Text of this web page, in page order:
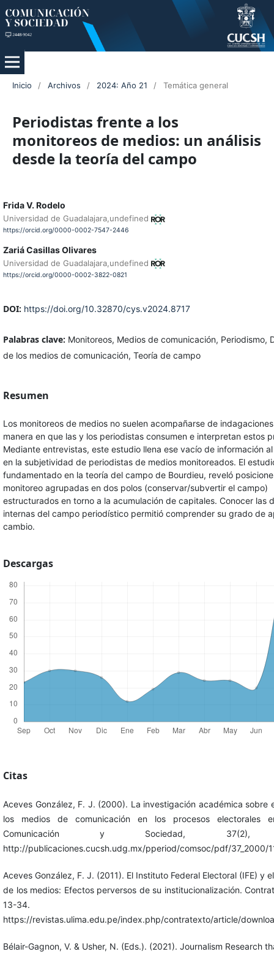
Inicio / Archivos / 2024: Año 21 / Temática general
Periodistas frente a los
monitoreos de medios: un análisis
desde la teoría del campo
Frida V. Rodelo
Universidad de Guadalajara,undefined
https://orcid.org/0000-0002-7547-2446
Zariá Casillas Olivares
Universidad de Guadalajara,undefined
https://orcid.org/0000-0002-3822-0821
DOI: https://doi.org/10.32870/cys.v2024.8717
Palabras clave: Monitoreos, Medios de comunicación, Periodismo,
de los medios de comunicación, Teoría de campo
Resumen
Los monitoreos de medios no suelen acompañarse de
manera en que las y los periodistas consumen e interpretan estos
Mediante entrevistas, este estudio llena ese vacío de información
en la subjetividad de periodistas de medios monitoreados. El
fundamentado en la teoría del campo de Bourdieu, reveló
monitoreo agrupadas en dos polos (conservar/subvertir el campo)
estructurados en torno a la acumulación de capitales. Conocer las
internas del campo periodístico permitió comprender su grado de
cambio.
Descargas
Citas
Aceves González, F. J. (2000). La investigación académica sobre
los medios de comunicación en los procesos electorales
Comunicación y Sociedad, 37(2),
http://publicaciones.cucsh.udg.mx/pperiod/comsoc/pdf/37_2000/
Aceves González, F. J. (2011). El Instituto Federal Electoral (IFE) y
de los medios: Efectos perversos de su institucionalización.
13-34.
https://revistas.ulima.edu.pe/index.php/contratexto/article/
Bélair-Gagnon, V. & Usher, N. (Eds.). (2021). Journalism Research